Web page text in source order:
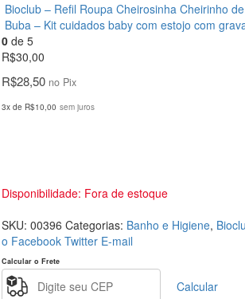
Bioclub – Refil Roupa Cheirosinha Cheirinho
Buba – Kit cuidados baby com estojo com
0de 5
R$30,00
R$28,50 no Pix
3x de R$10,00 sem juros
Disponibilidade: Fora de estoque
SKU: 00396 Categorias: Banho e Higiene,
o Facebook Twitter E-mail
Calcular o Frete
Calcular